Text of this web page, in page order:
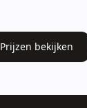
Prijzen bekijken